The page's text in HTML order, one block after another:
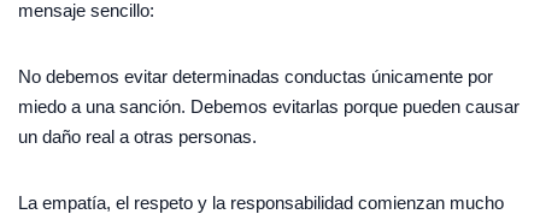
mensaje sencillo:
No debemos evitar determinadas conductas únicamente por
miedo a una sanción. Debemos evitarlas porque pueden causar
un daño real a otras personas.
La empatía, el respeto y la responsabilidad comienzan mucho